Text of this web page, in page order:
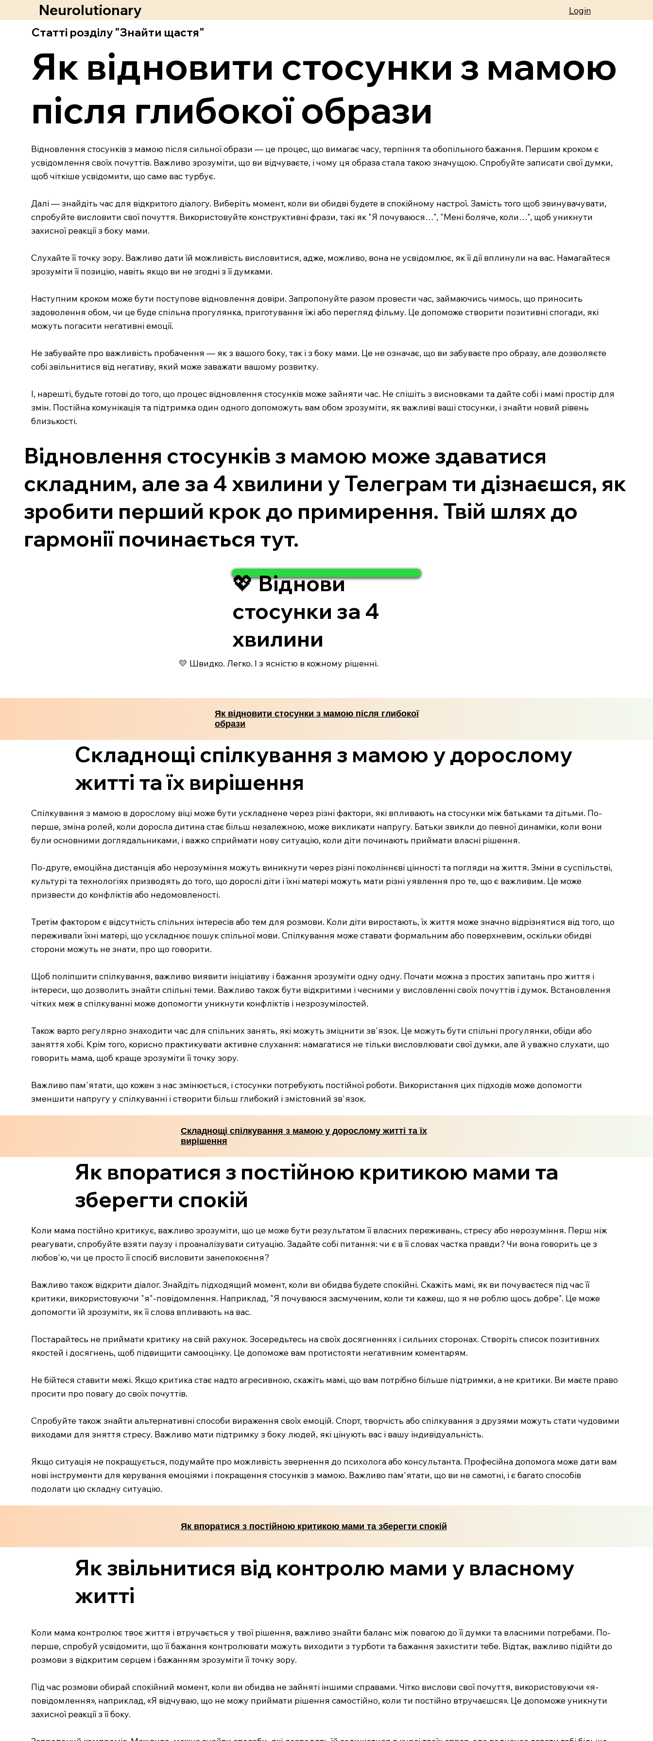
Neurolutionary Login
Статті розділу "Знайти щастя"
Як відновити стосунки з мамою
після глибокої образи
Відновлення стосунків з мамою після сильної образи — це процес, що вимагає часу, терпіння та обопільного бажання. Першим кроком є
усвідомлення своїх почуттів. Важливо зрозуміти, що ви відчуваєте, і чому ця образа стала такою значущою. Спробуйте записати свої думки,
щоб чіткіше усвідомити, що саме вас турбує.
Далі — знайдіть час для відкритого діалогу. Виберіть момент, коли ви обидві будете в спокійному настрої. Замість того щоб звинувачувати,
спробуйте висловити свої почуття. Використовуйте конструктивні фрази, такі як "Я почуваюся…", "Мені боляче, коли…", щоб уникнути
захисної реакції з боку мами.
Слухайте її точку зору. Важливо дати їй можливість висловитися, адже, можливо, вона не усвідомлює, як її дії вплинули на вас. Намагайтеся
зрозуміти її позицію, навіть якщо ви не згодні з її думками.
Наступним кроком може бути поступове відновлення довіри. Запропонуйте разом провести час, займаючись чимось, що приносить
задоволення обом, чи це буде спільна прогулянка, приготування їжі або перегляд фільму. Це допоможе створити позитивні спогади, які
можуть погасити негативні емоції.
Не забувайте про важливість пробачення — як з вашого боку, так і з боку мами. Це не означає, що ви забуваєте про образу, але дозволяєте
собі звільнитися від негативу, який може заважати вашому розвитку.
І, нарешті, будьте готові до того, що процес відновлення стосунків може зайняти час. Не спішіть з висновками та дайте собі і мамі простір для
змін. Постійна комунікація та підтримка один одного допоможуть вам обом зрозуміти, як важливі ваші стосунки, і знайти новий рівень
близькості.
Відновлення стосунків з мамою може здаватися
складним, але за 4 хвилини у Телеграм ти дізнаєшся, як
зробити перший крок до примирення. Твій шлях до
гармонії починається тут.
💖 Віднови
стосунки за 4
хвилини
💛 Швидко. Легко. І з ясністю в кожному рішенні.
Як відновити стосунки з мамою після глибокої
образи
Складнощі спілкування з мамою у дорослому
житті та їх вирішення
Спілкування з мамою в дорослому віці може бути ускладнене через різні фактори, які впливають на стосунки між батьками та дітьми. По-
перше, зміна ролей, коли доросла дитина стає більш незалежною, може викликати напругу. Батьки звикли до певної динаміки, коли вони
були основними доглядальниками, і важко сприймати нову ситуацію, коли діти починають приймати власні рішення.
По-друге, емоційна дистанція або нерозуміння можуть виникнути через різні поколіннєві цінності та погляди на життя. Зміни в суспільстві,
культурі та технологіях призводять до того, що дорослі діти і їхні матері можуть мати різні уявлення про те, що є важливим. Це може
призвести до конфліктів або недомовленості.
Третім фактором є відсутність спільних інтересів або тем для розмови. Коли діти виростають, їх життя може значно відрізнятися від того, що
переживали їхні матері, що ускладнює пошук спільної мови. Спілкування може ставати формальним або поверхневим, оскільки обидві
сторони можуть не знати, про що говорити.
Щоб поліпшити спілкування, важливо виявити ініціативу і бажання зрозуміти одну одну. Почати можна з простих запитань про життя і
інтереси, що дозволить знайти спільні теми. Важливо також бути відкритими і чесними у висловленні своїх почуттів і думок. Встановлення
чітких меж в спілкуванні може допомогти уникнути конфліктів і незрозумілостей.
Також варто регулярно знаходити час для спільних занять, які можуть зміцнити зв'язок. Це можуть бути спільні прогулянки, обіди або
заняття хобі. Крім того, корисно практикувати активне слухання: намагатися не тільки висловлювати свої думки, але й уважно слухати, що
говорить мама, щоб краще зрозуміти її точку зору.
Важливо пам'ятати, що кожен з нас змінюється, і стосунки потребують постійної роботи. Використання цих підходів може допомогти
зменшити напругу у спілкуванні і створити більш глибокий і змістовний зв'язок.
Складнощі спілкування з мамою у дорослому житті та їх
вирішення
Як впоратися з постійною критикою мами та
зберегти спокій
Коли мама постійно критикує, важливо зрозуміти, що це може бути результатом її власних переживань, стресу або нерозуміння. Перш ніж
реагувати, спробуйте взяти паузу і проаналізувати ситуацію. Задайте собі питання: чи є в її словах частка правди? Чи вона говорить це з
любов'ю, чи це просто її спосіб висловити занепокоєння?
Важливо також відкрити діалог. Знайдіть підходящий момент, коли ви обидва будете спокійні. Скажіть мамі, як ви почуваєтеся під час її
критики, використовуючи "я"-повідомлення. Наприклад, "Я почуваюся засмученим, коли ти кажеш, що я не роблю щось добре". Це може
допомогти їй зрозуміти, як її слова впливають на вас.
Постарайтесь не приймати критику на свій рахунок. Зосередьтесь на своїх досягненнях і сильних сторонах. Створіть список позитивних
якостей і досягнень, щоб підвищити самооцінку. Це допоможе вам протистояти негативним коментарям.
Не бійтеся ставити межі. Якщо критика стає надто агресивною, скажіть мамі, що вам потрібно більше підтримки, а не критики. Ви маєте право
просити про повагу до своїх почуттів.
Спробуйте також знайти альтернативні способи вираження своїх емоцій. Спорт, творчість або спілкування з друзями можуть стати чудовими
виходами для зняття стресу. Важливо мати підтримку з боку людей, які цінують вас і вашу індивідуальність.
Якщо ситуація не покращується, подумайте про можливість звернення до психолога або консультанта. Професійна допомога може дати вам
нові інструменти для керування емоціями і покращення стосунків з мамою. Важливо пам'ятати, що ви не самотні, і є багато способів
подолати цю складну ситуацію.
Як впоратися з постійною критикою мами та зберегти спокій
Як звільнитися від контролю мами у власному
житті
Коли мама контролює твоє життя і втручається у твої рішення, важливо знайти баланс між повагою до її думки та власними потребами. По-
перше, спробуй усвідомити, що її бажання контролювати можуть виходити з турботи та бажання захистити тебе. Відтак, важливо підійти до
розмови з відкритим серцем і бажанням зрозуміти її точку зору.
Під час розмови обирай спокійний момент, коли ви обидва не зайняті іншими справами. Чітко вислови свої почуття, використовуючи «я-
повідомлення», наприклад, «Я відчуваю, що не можу приймати рішення самостійно, коли ти постійно втручаєшся». Це допоможе уникнути
захисної реакції з її боку.